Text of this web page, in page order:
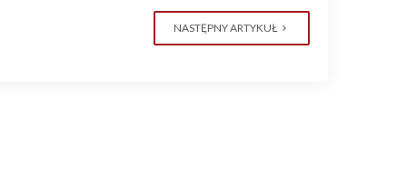
NASTĘPNY ARTYKUŁ